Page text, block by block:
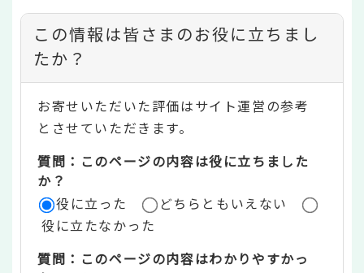
コ
ン
テ
ン
ツ
評
価
この情報は皆さまのお役に立ちまし
たか？
お寄せいただいた評価はサイト運営の参考
とさせていただきます。
質問：このページの内容は役に立ちました
か？
役に立った
どちらともいえない
役に立たなかった
質問：このページの内容はわかりやすかっ